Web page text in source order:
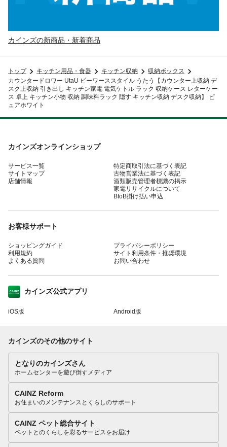
カインズの新商品・新着商品
トップ キッチン用品・食器 キッチン収納
収納ボックス
カウンタードロワー UtaU ビーワーススタイル うたう【カウンター上収納 デ
スク上収納 引き出し キッチン家電 電気ケトル ラック 収納ケース レターケー
ス 卓上 キッチン小物 収納 調味料ラック 隠す キッチン収納 デスク収納】 ピ
ュアホワイト
カインズオンラインショップ
サービス一覧
サイトマップ
店舗情報
特定商取引法に基づく表記
古物営業法に基づく表記
酒類販売管理者標識の掲示
家電リサイクルについて
BtoB掛け払い申込
お客様サポート
ショッピングガイド
利用規約
よくある質問
プライバシーポリシー
サイト利用条件・推奨環境
お問い合わせ
カインズ公式アプリ
iOS版 Android版
カインズのその他のサイト
となりのカインズさん
ホームセンターを遊び倒すメディア
CAINZ Reform
お住まいのメンテナンスとくらしのサポート
CAINZ ペット総合サイト
ペットとのくらしを彩るサービスをお届け